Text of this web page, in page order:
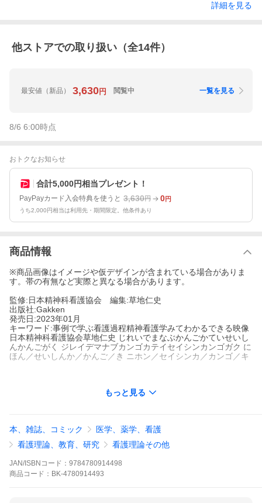
詳細を見る
他ストアでの取り扱い（全14件）
最安値 （新品） 3,630円 閲覧中 一覧を見る
8/6 6:00時点
おトクなお知らせ
合計5,000円相当プレゼント！
PayPayカード入会特典を使うと 3,630円 0円
うち2,000円相当は利用先・期間限定。他条件あり
商品情報
※商品画像はイメージや仮デザインが含まれている場合がありま
す。帯の有無など実際と異なる場合があります。
監修:日本精神科看護協会 編集:草地仁史
出版社:Gakken
発売日:2023年01月
キーワード:事例で学ぶ看護過程精神看護学みてわかるできる映像
日本精神科看護協会草地仁史 じれいでまなぶかんごかていせいし
んかんごがく ジレイデマナブカンゴカテイセイシンカンゴガク に
ほん／せいしんか／かんご／き ニホン／セイシンカ／カンゴ／キ
日本精神科看護協会
草地仁史
みてわかる！コミュニケーション。みてできる！セルフケア理論
を活用した看護過程の展開。わかってできる！演習と課題。
もっと見る
本、雑誌、コミック
医学、薬学、看護
看護理論、教育、研究
看護理論その他
JAN/ISBNコード： 9784780914498
商品 コード： BK-4780914493